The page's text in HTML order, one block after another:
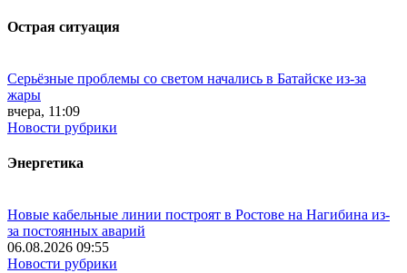
Острая ситуация
Серьёзные проблемы со светом начались в Батайске из-за
жары
вчера, 11:09
Новости рубрики
Энергетика
Новые кабельные линии построят в Ростове на Нагибина из-
за постоянных аварий
06.08.2026 09:55
Новости рубрики